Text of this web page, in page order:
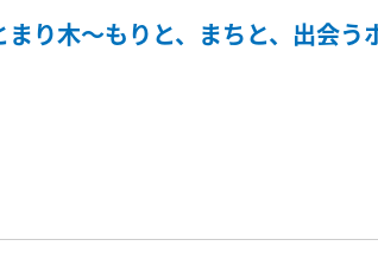
まり木～もりと、まちと、出会う